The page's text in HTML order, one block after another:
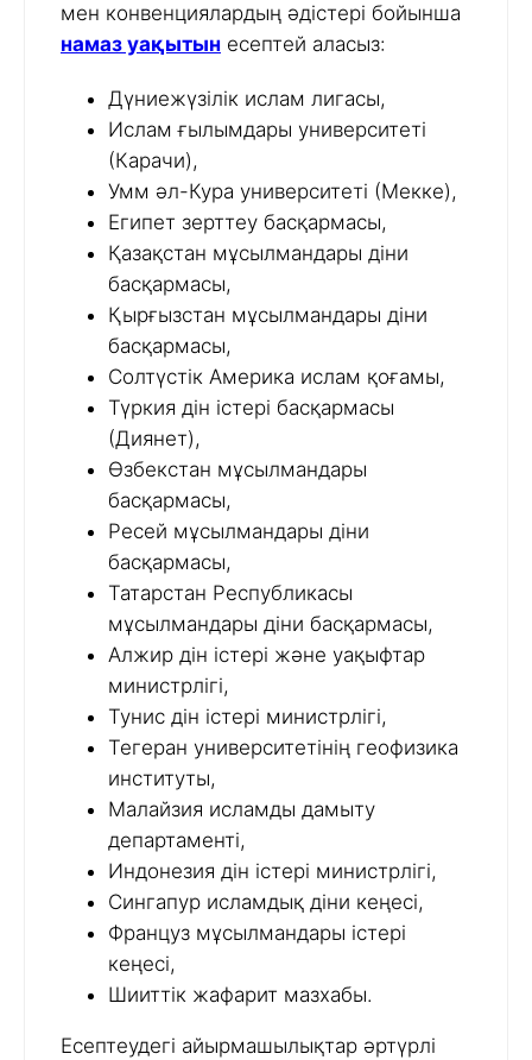
мен конвенциялардың әдістері бойынша
намаз уақытын есептей аласыз:
Дүниежүзілік ислам лигасы,
Ислам ғылымдары университеті
(Карачи),
Умм әл-Кура университеті (Мекке),
Египет зерттеу басқармасы,
Қазақстан мұсылмандары діни
басқармасы,
Қырғызстан мұсылмандары діни
басқармасы,
Солтүстік Америка ислам қоғамы,
Түркия дін істері басқармасы
(Диянет),
Өзбекстан мұсылмандары
басқармасы,
Ресей мұсылмандары діни
басқармасы,
Татарстан Республикасы
мұсылмандары діни басқармасы,
Алжир дін істері және уақыфтар
министрлігі,
Тунис дін істері министрлігі,
Тегеран университетінің геофизика
институты,
Малайзия исламды дамыту
департаменті,
Индонезия дін істері министрлігі,
Сингапур исламдық діни кеңесі,
Француз мұсылмандары істері
кеңесі,
Шииттік жафарит мазхабы.
Есептеудегі айырмашылықтар әртүрлі